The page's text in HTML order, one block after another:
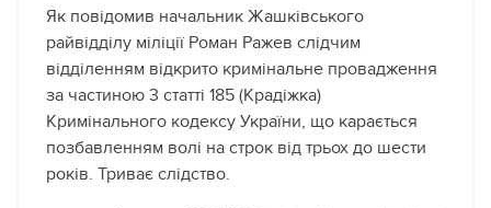
Як повідомив начальник Жашківського
райвідділу міліції Роман Ражев слідчим
відділенням відкрито кримінальне провадження
за частиною 3 статті 185 (Крадіжка)
Кримінального кодексу України, що карається
позбавленням волі на строк від трьох до шести
років. Триває слідство.